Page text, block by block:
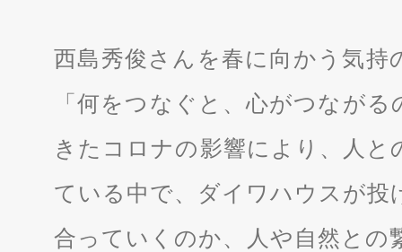
西島秀俊さんを春に向かう気
「何をつなぐと、心がつなが
きたコロナの影響により、人
ている中で、ダイワハウスが
合っていくのか、人や自然と